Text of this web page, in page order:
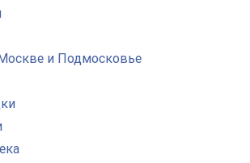
и Подмосковье